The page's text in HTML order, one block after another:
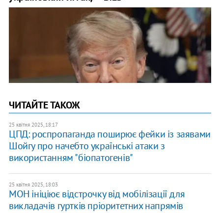
ЧИТАЙТЕ ТАКОЖ
25 квітня 2025, 18:17
ЦПД: роспропаганда поширює фейки із заявами
Шойгу про начебто українські атаки з
використанням "біопатогенів"
25 квітня 2025, 18:03
МОН ініціює відстрочку від мобілізації для
викладачів гуртків пріоритетних напрямів